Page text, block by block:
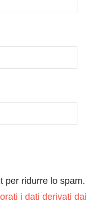
per ridurre lo spam.
i dati derivati dai